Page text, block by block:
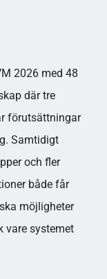
2026 med 48
där tre
förutsättningar
Samtidigt
och fler
både får
möjligheter
vare systemet